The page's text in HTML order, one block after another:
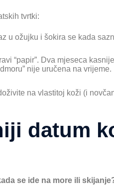
tvrtki:
u ožujku i šokira se kada
“papir”. Dva mjeseca
nije uručena na vrijeme.
na vlastitoj koži (i
datum
se ide na more ili